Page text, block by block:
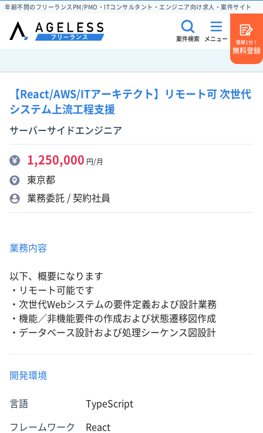
年齢不問のフリーランスPM/PMO・ITコンサルタント・エンジニア向け求人・案件サイト
案件検索 メニュー
簡単1分！
無料登録
【React/AWS/ITアーキテクト】リモート可 次世代
システム上流工程支援
サーバーサイドエンジニア
1,250,000 円/月
東京都
業務委託 / 契約社員
業務内容
以下、概要になります
・リモート可能です
・次世代Webシステムの要件定義および設計業務
・機能／非機能要件の作成および状態遷移図作成
・データベース設計および処理シーケンス図設計
開発環境
言語 TypeScript
フレームワーク React